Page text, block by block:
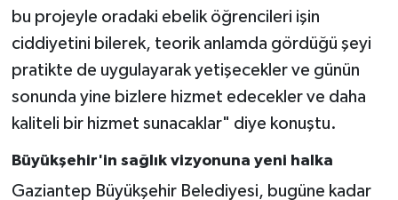
bu projeyle oradaki ebelik öğrencileri işin
ciddiyetini bilerek, teorik anlamda gördüğü şeyi
pratikte de uygulayarak yetişecekler ve günün
sonunda yine bizlere hizmet edecekler ve daha
kaliteli bir hizmet sunacaklar" diye konuştu.
Büyükşehir'in sağlık vizyonuna yeni halka
Gaziantep Büyükşehir Belediyesi, bugüne kadar